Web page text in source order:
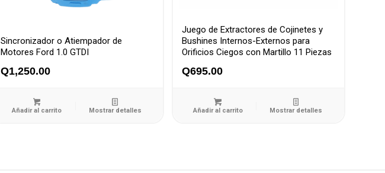
Sincronizador o Atiempador de
Motores Ford 1.0 GTDI
Q1,250.00
Añadir al carrito Mostrar detalles
Juego de Extractores de Cojinetes y
Bushines Internos-Externos para
Orificios Ciegos con Martillo 11 Piezas
Q695.00
Añadir al carrito Mostrar detalles